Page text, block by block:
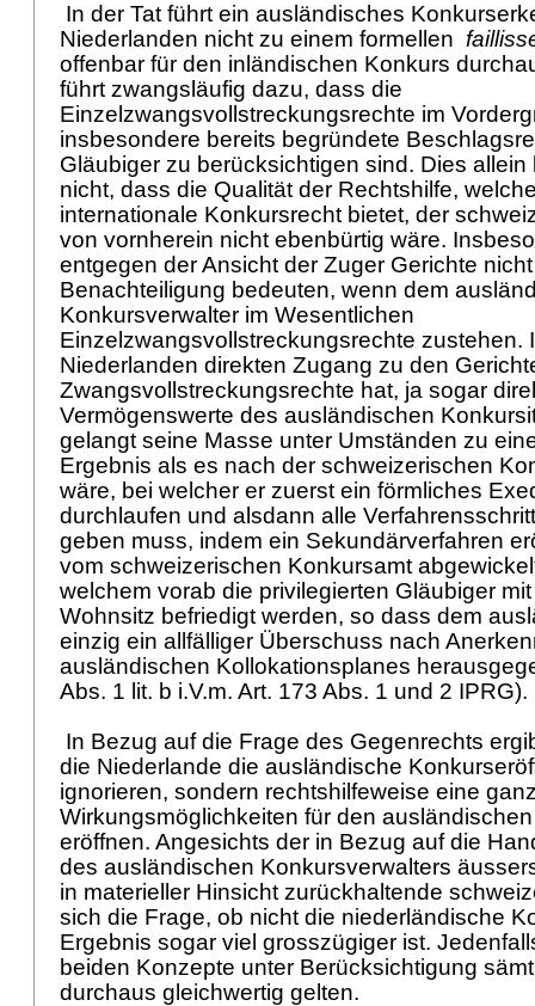
In der Tat führt ein ausländisches
Niederlanden nicht zu einem formellen
offenbar für den inländischen Konkurs
führt zwangsläufig dazu, dass die
Einzelzwangsvollstreckungsrechte im
insbesondere bereits begründete
Gläubiger zu berücksichtigen sind. Dies
nicht, dass die Qualität der Rechtshilfe,
internationale Konkursrecht bietet, der
von vornherein nicht ebenbürtig wäre.
entgegen der Ansicht der Zuger Gerichte
Benachteiligung bedeuten, wenn dem
Konkursverwalter im Wesentlichen
Einzelzwangsvollstreckungsrechte zustehen.
Niederlanden direkten Zugang zu den
Zwangsvollstreckungsrechte hat, ja sogar
Vermögenswerte des ausländischen
gelangt seine Masse unter Umständen zu
Ergebnis als es nach der schweizerischen
wäre, bei welcher er zuerst ein förmliches
durchlaufen und alsdann alle
geben muss, indem ein Sekundärverfahren
vom schweizerischen Konkursamt
welchem vorab die privilegierten Gläubiger
Wohnsitz befriedigt werden, so dass dem
einzig ein allfälliger Überschuss nach
ausländischen Kollokationsplanes
Abs. 1 lit. b i.V.m. Art. 173 Abs. 1 und 2 IPRG
In Bezug auf die Frage des Gegenrechts
die Niederlande die ausländische
ignorieren, sondern rechtshilfeweise eine
Wirkungsmöglichkeiten für den
eröffnen. Angesichts der in Bezug auf die
des ausländischen Konkursverwalters
in materieller Hinsicht zurückhaltende
sich die Frage, ob nicht die niederländische
Ergebnis sogar viel grosszügiger ist.
beiden Konzepte unter Berücksichtigung
durchaus gleichwertig gelten.